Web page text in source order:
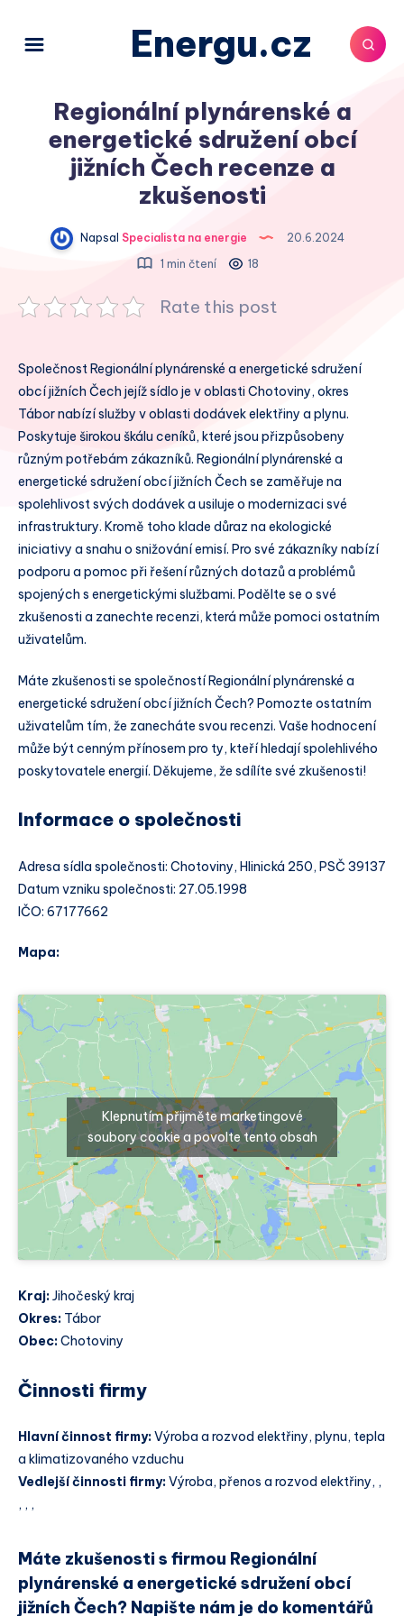
Energu.cz
Regionální plynárenské a
energetické sdružení obcí
jižních Čech recenze a
zkušenosti
Napsal Specialista na energie
20.6.2024
1 min čtení
18
Rate this post
Společnost Regionální plynárenské a energetické sdružení
obcí jižních Čech jejíž sídlo je v oblasti Chotoviny, okres
Tábor nabízí služby v oblasti dodávek elektřiny a plynu.
Poskytuje širokou škálu ceníků, které jsou přizpůsobeny
různým potřebám zákazníků. Regionální plynárenské a
energetické sdružení obcí jižních Čech se zaměřuje na
spolehlivost svých dodávek a usiluje o modernizaci své
infrastruktury. Kromě toho klade důraz na ekologické
iniciativy a snahu o snižování emisí. Pro své zákazníky nabízí
podporu a pomoc při řešení různých dotazů a problémů
spojených s energetickými službami. Podělte se o své
zkušenosti a zanechte recenzi, která může pomoci ostatním
uživatelům.
Máte zkušenosti se společností Regionální plynárenské a
energetické sdružení obcí jižních Čech? Pomozte ostatním
uživatelům tím, že zanecháte svou recenzi. Vaše hodnocení
může být cenným přínosem pro ty, kteří hledají spolehlivého
poskytovatele energií. Děkujeme, že sdílíte své zkušenosti!
Informace o společnosti
Adresa sídla společnosti: Chotoviny, Hlinická 250, PSČ 39137
Datum vzniku společnosti: 27.05.1998
IČO: 67177662
Mapa:
Klepnutím přijměte marketingové
soubory cookie a povolte tento obsah
Kraj:Jihočeský kraj
Okres: Tábor
Obec:Chotoviny
Činnosti firmy
Hlavní činnost firmy:Výroba a rozvod elektřiny, plynu, tepla
a klimatizovaného vzduchu
Vedlejší činnosti firmy:Výroba, přenos a rozvod elektřiny, ,
, , ,
Máte zkušenosti s firmou Regionální
plynárenské a energetické sdružení obcí
jižních Čech? Napište nám je do komentářů